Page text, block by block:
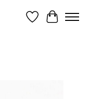
Verlanglijst